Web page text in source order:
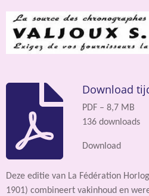
Download
PDF – 8,7 MB
136 downloads
Download
Deze editie van La Fédération
1901) combineert vakinhoud en